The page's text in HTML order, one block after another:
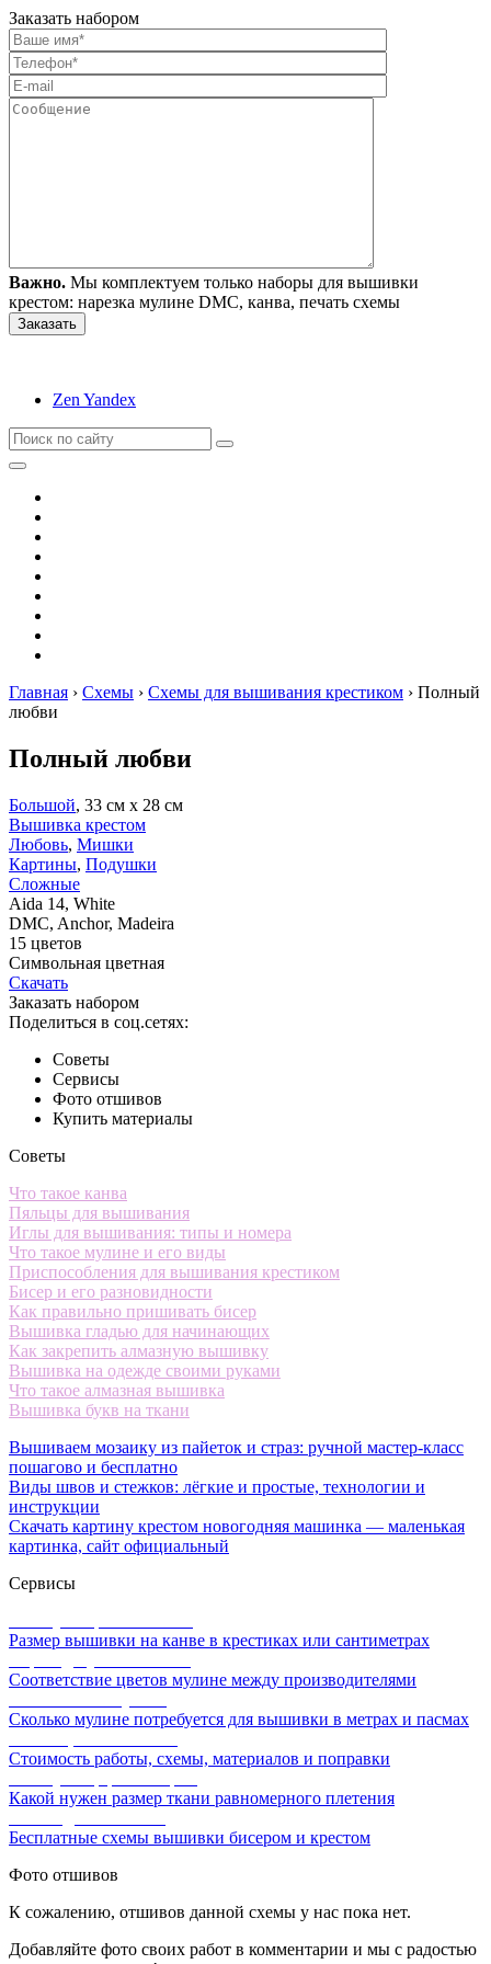
Заказать набором
Важно. Мы комплектуем только наборы для вышивки
крестом: нарезка мулине DMC, канва, печать схемы
Zen Yandex
Главная › Схемы › Схемы для вышивания крестиком › Полный
любви
Полный любви
Большой, 33 см х 28 см
Вышивка крестом
Любовь, Мишки
Картины, Подушки
Сложные
Aida 14, White
DMC, Anchor, Madeira
15 цветов
Символьная цветная
Скачать
Заказать набором
Поделиться в соц.сетях:
Советы
Сервисы
Фото отшивов
Купить материалы
Советы
Что такое канва
Пяльцы для вышивания
Иглы для вышивания: типы и номера
Что такое мулине и его виды
Приспособления для вышивания крестиком
Бисер и его разновидности
Как правильно пришивать бисер
Вышивка гладью для начинающих
Как закрепить алмазную вышивку
Вышивка на одежде своими руками
Что такое алмазная вышивка
Вышивка букв на ткани
Вышиваем мозаику из пайеток и страз: ручной мастер-класс
пошагово и бесплатно
Виды швов и стежков: лёгкие и простые, технологии и
инструкции
Скачать картину крестом новогодняя машинка — маленькая
картинка, сайт официальный
Сервисы
Размер вышивки на канве в крестиках или сантиметрах
Соответствие цветов мулине между производителями
Сколько мулине потребуется для вышивки в метрах и пасмах
Стоимость работы, схемы, материалов и поправки
Какой нужен размер ткани равномерного плетения
Бесплатные схемы вышивки бисером и крестом
Фото отшивов
К сожалению, отшивов данной схемы у нас пока нет.
Добавляйте фото своих работ в комментарии и мы с радостью